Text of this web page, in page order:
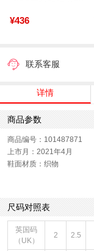
¥436
联系客服
详情
商品参数
商品编号：101487871
上市月：2021年4月
鞋面材质：织物
鞋帮：低帮
风格：休闲
尺码对照表
英国码
（UK）
2 2.5